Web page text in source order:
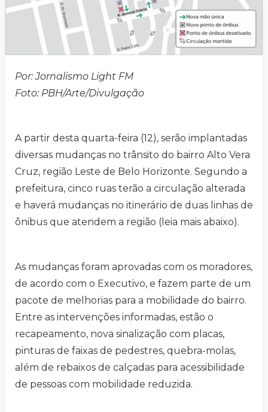
Por: Jornalismo Light FM
Foto: PBH/Arte/Divulgação
A partir desta quarta-feira (12), serão implantadas
diversas mudanças no trânsito do bairro Alto Vera
Cruz, região Leste de Belo Horizonte. Segundo a
prefeitura, cinco ruas terão a circulação alterada
e haverá mudanças no itinerário de duas linhas de
ônibus que atendem a região (leia mais abaixo).
As mudanças foram aprovadas com os moradores,
de acordo com o Executivo, e fazem parte de um
pacote de melhorias para a mobilidade do bairro.
Entre as intervenções informadas, estão o
recapeamento, nova sinalização com placas,
pinturas de faixas de pedestres, quebra-molas,
além de rebaixos de calçadas para acessibilidade
de pessoas com mobilidade reduzida.